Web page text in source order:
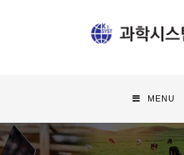
MENU